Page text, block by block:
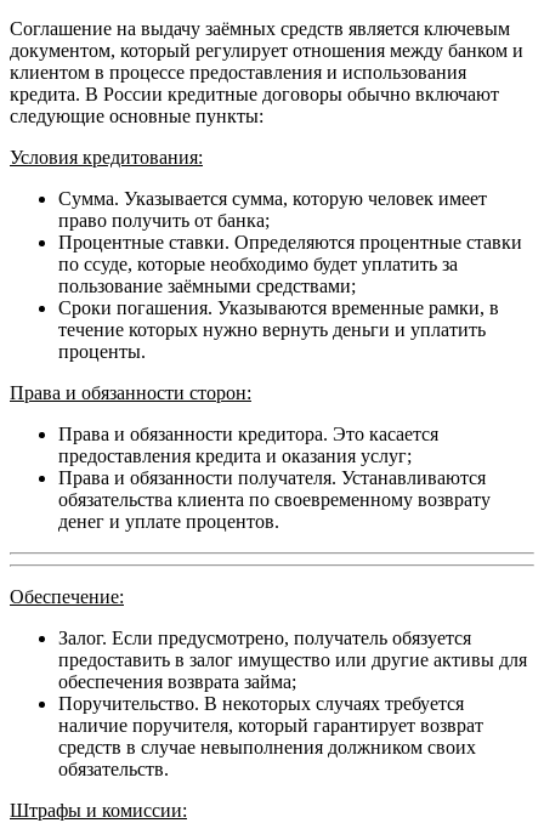
Соглашение на выдачу заёмных средств является ключевым
документом, который регулирует отношения между банком и
клиентом в процессе предоставления и использования
кредита. В России кредитные договоры обычно включают
следующие основные пункты:
Условия кредитования:
Сумма. Указывается сумма, которую человек имеет
право получить от банка;
Процентные ставки. Определяются процентные ставки
по ссуде, которые необходимо будет уплатить за
пользование заёмными средствами;
Сроки погашения. Указываются временные рамки, в
течение которых нужно вернуть деньги и уплатить
проценты.
Права и обязанности сторон:
Права и обязанности кредитора. Это касается
предоставления кредита и оказания услуг;
Права и обязанности получателя. Устанавливаются
обязательства клиента по своевременному возврату
денег и уплате процентов.
Обеспечение:
Залог. Если предусмотрено, получатель обязуется
предоставить в залог имущество или другие активы для
обеспечения возврата займа;
Поручительство. В некоторых случаях требуется
наличие поручителя, который гарантирует возврат
средств в случае невыполнения должником своих
обязательств.
Штрафы и комиссии: